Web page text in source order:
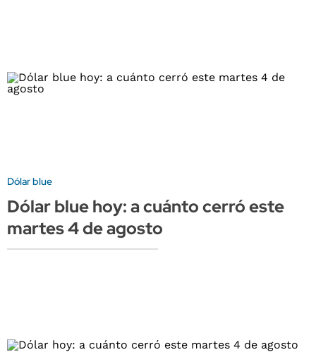
Dólar blue
Dólar blue hoy: a cuánto cerró este
martes 4 de agosto